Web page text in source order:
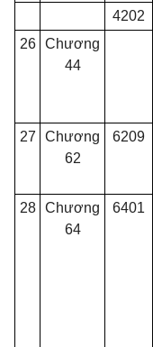
4202
26
Chương
44
27
Chương
62
6209
28
Chương
64
6401